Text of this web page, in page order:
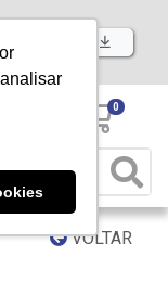
já nosso APP
0
VOLTAR